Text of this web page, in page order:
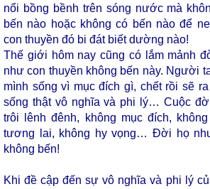
nổi bồng bềnh trên sóng nước mà
bến nào hoặc không có bến nào để
con thuyền đó bi đát biết dường nào!
Thế giới hôm nay cũng có lắm mảnh
như con thuyền không bến này. Người
mình sống vì mục đích gì, chết rồi sẽ
sống thật vô nghĩa và phi lý… Cuộc
trôi lênh đênh, không mục đích,
tương lai, không hy vọng… Đời họ
không bến!
Khi đề cập đến sự vô nghĩa và phi lý